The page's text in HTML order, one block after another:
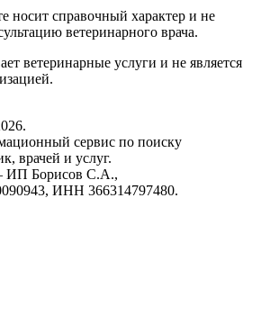
носит справочный характер и не
ветеринарного врача.
ветеринарные услуги и не является
.
сервис по поиску
врачей и услуг.
ИП Борисов С.А.,
ИНН 366314797480.